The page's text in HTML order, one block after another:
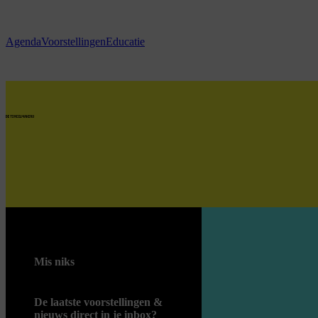
AgendaVoorstellingenEducatie
home
Mis niks
De laatste voorstellingen &
nieuws direct in je inbox?